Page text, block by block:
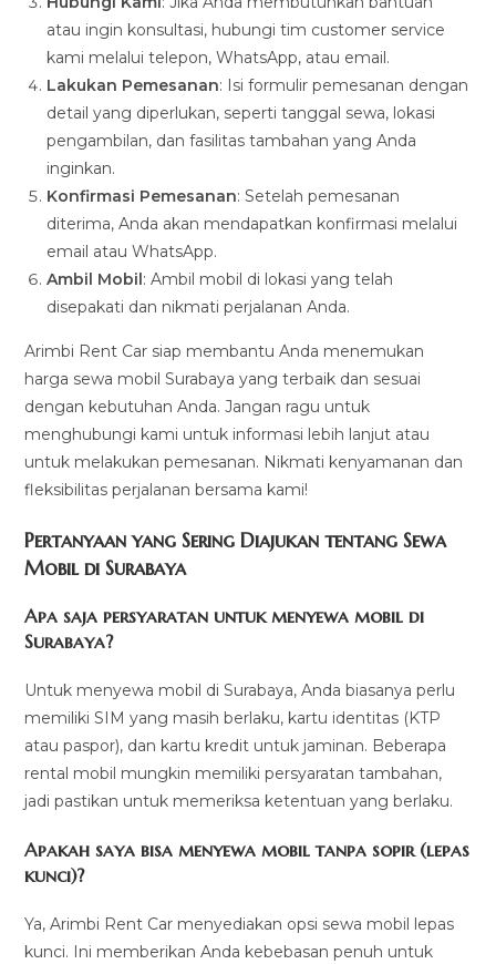
atau ingin konsultasi, hubungi tim customer service
kami melalui telepon, WhatsApp, atau email.
Lakukan Pemesanan: Isi formulir pemesanan dengan
detail yang diperlukan, seperti tanggal sewa, lokasi
pengambilan, dan fasilitas tambahan yang Anda
inginkan.
Konfirmasi Pemesanan: Setelah pemesanan
diterima, Anda akan mendapatkan konfirmasi melalui
email atau WhatsApp.
Ambil Mobil: Ambil mobil di lokasi yang telah
disepakati dan nikmati perjalanan Anda.
Arimbi Rent Car siap membantu Anda menemukan
harga sewa mobil Surabaya yang terbaik dan sesuai
dengan kebutuhan Anda. Jangan ragu untuk
menghubungi kami untuk informasi lebih lanjut atau
untuk melakukan pemesanan. Nikmati kenyamanan dan
fleksibilitas perjalanan bersama kami!
Pertanyaan yang Sering Diajukan tentang Sewa
Mobil di Surabaya
Apa saja persyaratan untuk menyewa mobil di
Surabaya?
Untuk menyewa mobil di Surabaya, Anda biasanya perlu
memiliki SIM yang masih berlaku, kartu identitas (KTP
atau paspor), dan kartu kredit untuk jaminan. Beberapa
rental mobil mungkin memiliki persyaratan tambahan,
jadi pastikan untuk memeriksa ketentuan yang berlaku.
Apakah saya bisa menyewa mobil tanpa sopir (lepas
kunci)?
Ya, Arimbi Rent Car menyediakan opsi sewa mobil lepas
kunci. Ini memberikan Anda kebebasan penuh untuk